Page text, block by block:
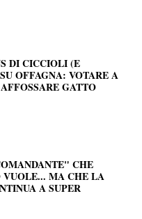
DI CICCIOLI (E
OFFAGNA: VOTARE A
GATTO
CHE
VUOLE... MA CHE LA
A SUPER